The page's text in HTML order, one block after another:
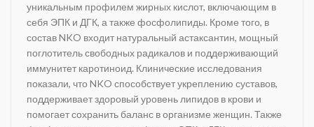
уникальным профилем жирных кислот, включающим в
себя ЭПК и ДГК, а также фосфолипиды. Кроме того, в
состав NKO входит натуральный астаксантин, мощный
поглотитель свободных радикалов и поддерживающий
иммунитет каротиноид. Клинические исследования
показали, что NKO способствует укреплению суставов,
поддерживает здоровый уровень липидов в крови и
помогает сохранить баланс в организме женщин. Также